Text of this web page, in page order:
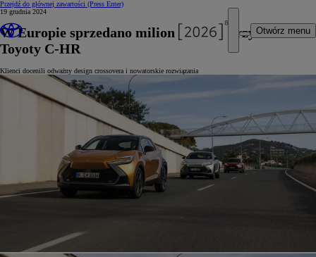
Przejdź do głównej zawartości (Press Enter)
Otwórz menu
19 grudnia 2024
W Europie sprzedano milion egzemplarzy
Toyoty C-HR
Klienci docenili odważny design crossovera i nowatorskie rozwiązania